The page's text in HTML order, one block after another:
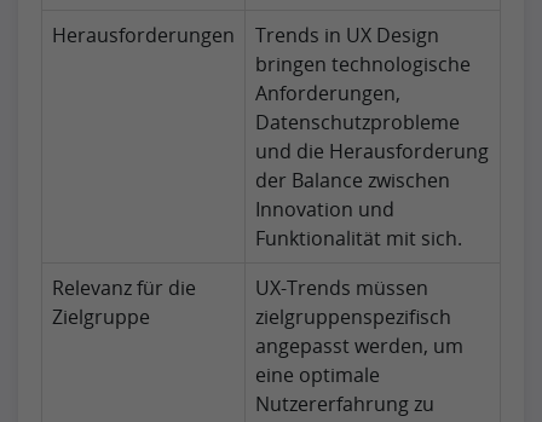
Herausforderungen
Trends in UX Design
bringen technologische
Anforderungen,
Datenschutzprobleme
und die Herausforderung
der Balance zwischen
Innovation und
Funktionalität mit sich.
Relevanz für die
Zielgruppe
UX-Trends müssen
zielgruppenspezifisch
angepasst werden, um
eine optimale
Nutzererfahrung zu